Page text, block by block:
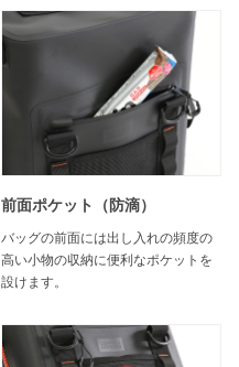
前面ポケット（防滴）
バッグの前面には出し入れの頻度の
高い小物の収納に便利なポケットを
設けます。